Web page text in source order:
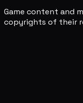
Game content and
copyrights of their